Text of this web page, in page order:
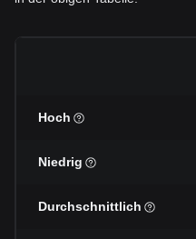
Hoch
Niedrig
Durchschnittlich